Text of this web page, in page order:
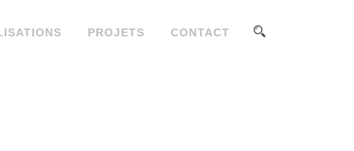
PROJETS CONTACT